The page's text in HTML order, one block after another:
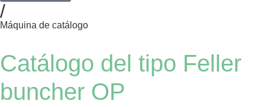
/
Máquina de catálogo
Catálogo del tipo Feller
buncher OP